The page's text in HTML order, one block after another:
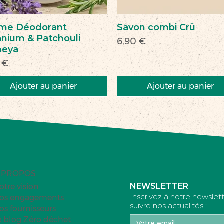
Déodorant
& Patchouli
€
Ajouter au panier
Savon combi Crü
Prix
6,90 €
Ajouter au panier
Nouveau
Nouveau
vision
engagements
fournisseurs
blog Zéro déchet
NEWSLETTER
Inscrivez à notre
suivre nos actualités :